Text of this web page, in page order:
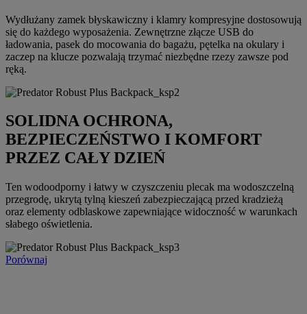
Wydłużany zamek błyskawiczny i klamry kompresyjne dostosowują
się do każdego wyposażenia. Zewnętrzne złącze USB do
ładowania, pasek do mocowania do bagażu, pętelka na okulary i
zaczep na klucze pozwalają trzymać niezbędne rzezy zawsze pod
ręką.
SOLIDNA OCHRONA,
BEZPIECZEŃSTWO I KOMFORT
PRZEZ CAŁY DZIEŃ
Ten wodoodporny i łatwy w czyszczeniu plecak ma wodoszczelną
przegrodę, ukrytą tylną kieszeń zabezpieczającą przed kradzieżą
oraz elementy odblaskowe zapewniające widoczność w warunkach
słabego oświetlenia.
Porównaj